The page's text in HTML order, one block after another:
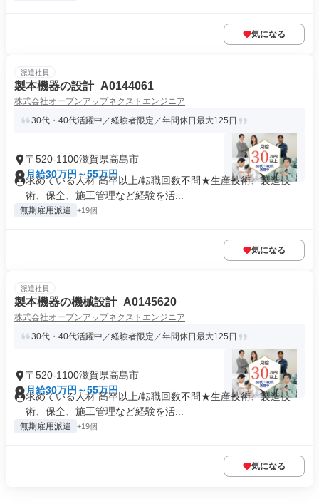
気になる
派遣社員
製本機器の設計_A0144061
株式会社オープンアップネクストエンジニア
30代・40代活躍中／経験者限定／年間休日最大125日
〒520-1100滋賀県高島市
月給30万円～55万円
求めている人材 高卒以上/転職回数不問★生産技術、製造技
術、保全、施工管理など経験を活...
無期雇用派遣 +19個
気になる
派遣社員
製本機器の機械設計_A0145620
株式会社オープンアップネクストエンジニア
30代・40代活躍中／経験者限定／年間休日最大125日
〒520-1100滋賀県高島市
月給30万円～55万円
求めている人材 高卒以上/転職回数不問★生産技術、製造技
術、保全、施工管理など経験を活...
無期雇用派遣 +19個
気になる